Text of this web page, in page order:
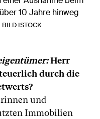
10 Jahre hinweg
BILD ISTOCK
Herr
durch die
und
Immobilien